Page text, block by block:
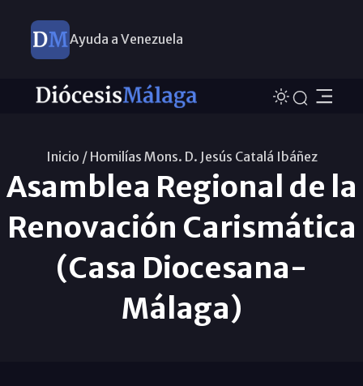
Ayuda a Venezuela
Inicio / Homilías Mons. D. Jesús Catalá Ibáñez
Asamblea Regional de la
Renovación Carismática
(Casa Diocesana-
Málaga)